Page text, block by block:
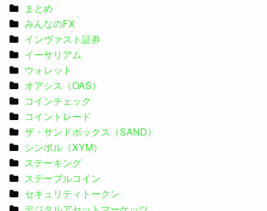
まとめ
みんなのFX
インヴァスト証券
イーサリアム
ウォレット
オアシス（OAS）
コインチェック
コイントレード
ザ・サンドボックス（SAND）
シンボル（XYM）
ステーキング
ステーブルコイン
セキュリティトークン